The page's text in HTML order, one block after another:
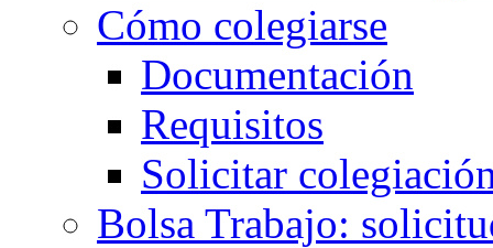
Cómo colegiarse
Documentación
Requisitos
Solicitar
Bolsa Trabajo: